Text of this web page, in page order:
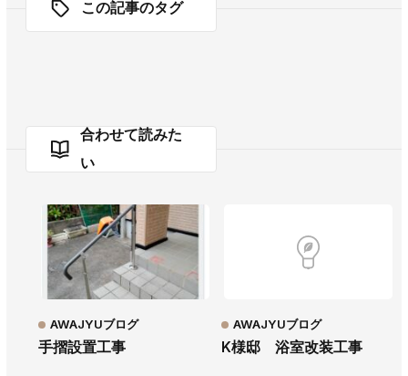
この記事のタグ
合わせて読みた
い
手摺設置工事
AWAJYUブログ
K様邸 浴室改装工事
AWAJYUブログ